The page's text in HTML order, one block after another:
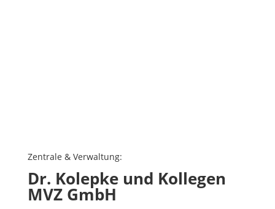
Zentrale & Verwaltung:
Dr. Kolepke und Kollegen
MVZ GmbH